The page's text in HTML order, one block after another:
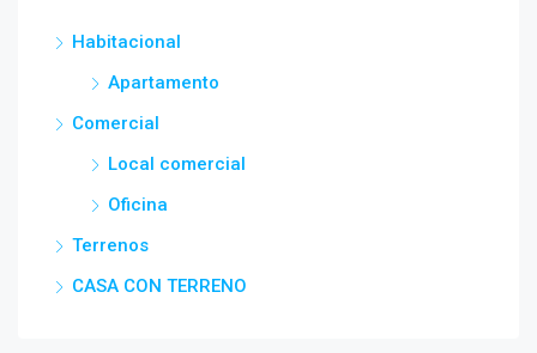
Habitacional
Apartamento
Comercial
Local comercial
Oficina
Terrenos
CASA CON TERRENO